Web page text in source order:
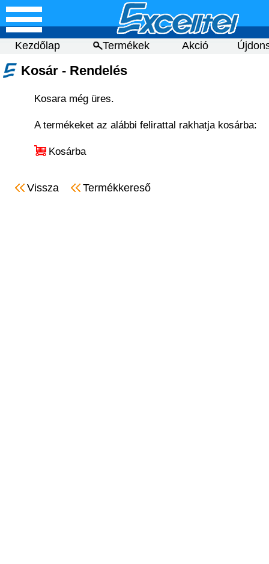
Kezdőlap Termékek Akció
Kosár - Rendelés
Kosara még üres.
A termékeket az alábbi felirattal rakhatja kosárba:
Kosárba
Vissza Termékkereső